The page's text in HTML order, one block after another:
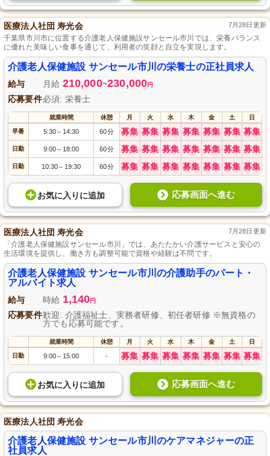
医療法人社団 寿光会 7月28日更新
千葉県市川市に位置する介護老人保健施設サンセール市川では、栄養バランス
に優れた美味しい食事を通じて、利用者の笑顔と自立を実現します。
介護老人保健施設 サンセール市川の栄養士の正社員求人
給与 月給 210,000~230,000円
応募要件必須: 栄養士
就業時間 休憩 月 火 水 木 金 土 日
早番 5:30～ 14:30 60分 募集 募集 募集 募集 募集 募集 募集
日勤 9:00～ 18:00 60分 募集 募集 募集 募集 募集 募集 募集
日勤 10:30～ 19:30 60分 募集 募集 募集 募集 募集 募集 募集
お気に入り に追加 応募画面へ進む
医療法人社団 寿光会 7月28日更新
「介護老人保健施設サンセール市川」では、あたたかい介護サービスと安心の
生活環境を提供し、働き方も調整可能で資格や経験は不問です。
介護老人保健施設 サンセール市川の介護助手のパート・
アルバイト求人
給与 時給 1,140円
応募要件歓迎: 介護福祉士、実務者研修、初任者研修 ※無資格の
方でも応募可能です。
就業時間 休憩 月 火 水 木 金 土 日
日勤 9:00～ 15:00 - 募集 募集 募集 募集 募集 募集 募集
お気に入り に追加 応募画面へ進む
医療法人社団 寿光会
介護老人保健施設 サンセール市川のケアマネジャーの正
社員求人